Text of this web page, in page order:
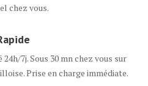
chez vous.
7j. Sous 30 mn chez vous sur
Prise en charge immédiate.